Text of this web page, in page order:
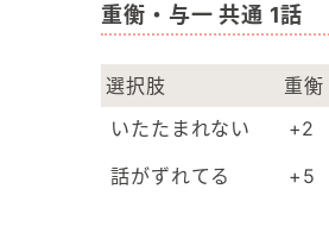
重衡・与一 共通 1話
選択肢 重衡
いたたまれない
+2
話がずれてる
+5